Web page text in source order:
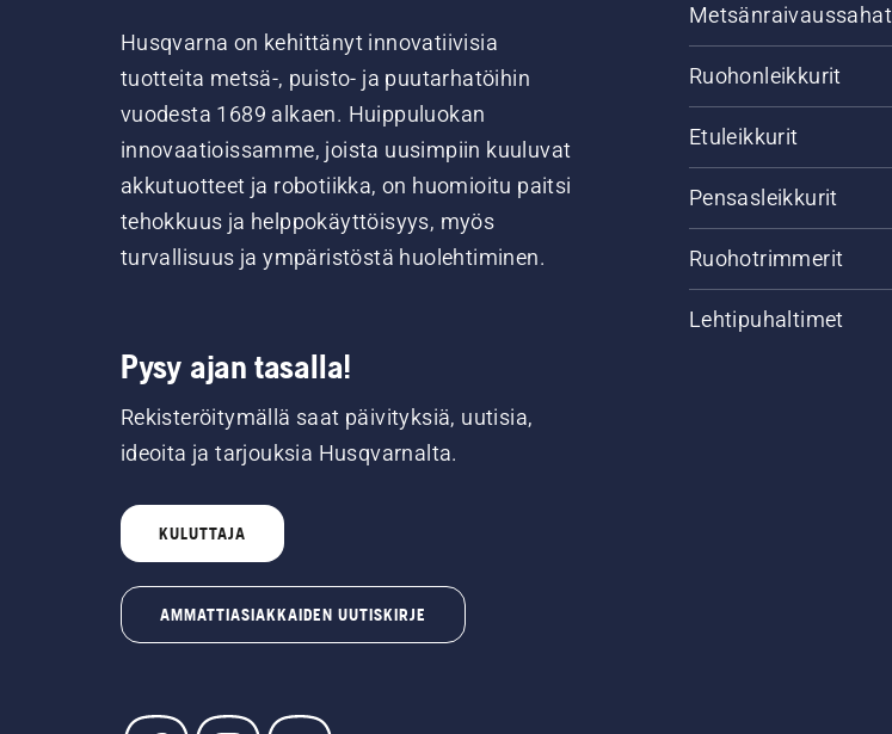
Husqvarna on kehittänyt innovatiivisia
tuotteita metsä-, puisto- ja puutarhatöihin
vuodesta 1689 alkaen. Huippuluokan
innovaatioissamme, joista uusimpiin kuuluvat
akkutuotteet ja robotiikka, on huomioitu paitsi
tehokkuus ja helppokäyttöisyys, myös
turvallisuus ja ympäristöstä huolehtiminen.
Pysy ajan tasalla!
Rekisteröitymällä saat päivityksiä, uutisia,
ideoita ja tarjouksia Husqvarnalta.
KULUTTAJA
AMMATTIASIAKKAIDEN UUTISKIRJE
Metsänraivaussahat
Ruohonleikkurit
Etuleikkurit
Pensasleikkurit
Ruohotrimmerit
Lehtipuhaltimet